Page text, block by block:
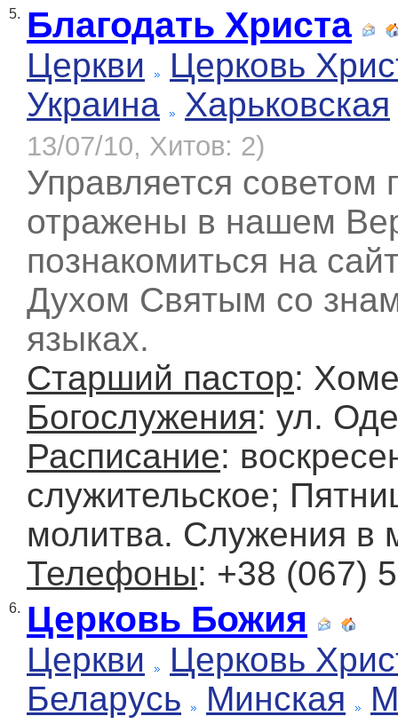
5. Благодать Христа
Церкви
Церковь
Украина
Харьковская
13/07/10, Хитов: 2)
Управляется
отражены в нашем
познакомиться на
Духом Святым со
языках.
Старший пастор:
Богослужения: ул.
Расписание:
служительское;
молитва. Служения в
Телефоны: +38 (067)
6. Церковь Божия
Церкви
Церковь
Беларусь
Минская